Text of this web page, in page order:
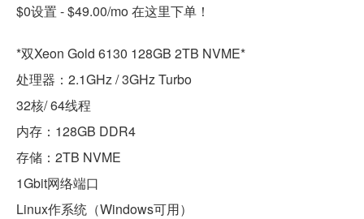
$0设置 - $49.00/mo 在这里下单！
*双Xeon Gold 6130 128GB 2TB NVME*
处理器：2.1GHz / 3GHz Turbo
32核/ 64线程
内存：128GB DDR4
存储：2TB NVME
1Gbit网络端口
Linux作系统（Windows可用）